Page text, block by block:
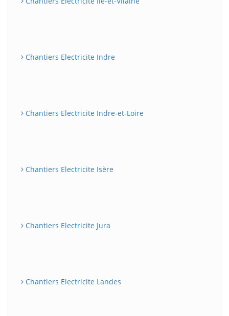
Chantiers Electricite Indre
Chantiers Electricite Indre-et-Loire
Chantiers Electricite Isère
Chantiers Electricite Jura
Chantiers Electricite Landes